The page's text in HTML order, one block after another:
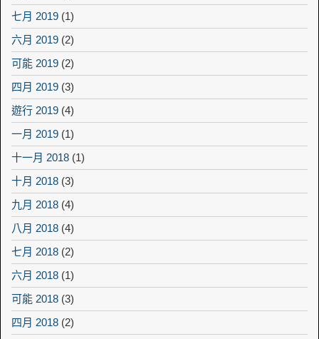
七月 2019 (1)
六月 2019 (2)
可能 2019 (2)
四月 2019 (3)
遊行 2019 (4)
一月 2019 (1)
十一月 2018 (1)
十月 2018 (3)
九月 2018 (4)
八月 2018 (4)
七月 2018 (2)
六月 2018 (1)
可能 2018 (3)
四月 2018 (2)